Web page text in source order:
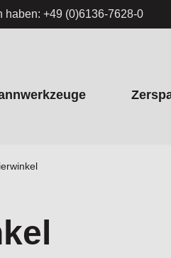
haben: +49 (0)6136-7628-0